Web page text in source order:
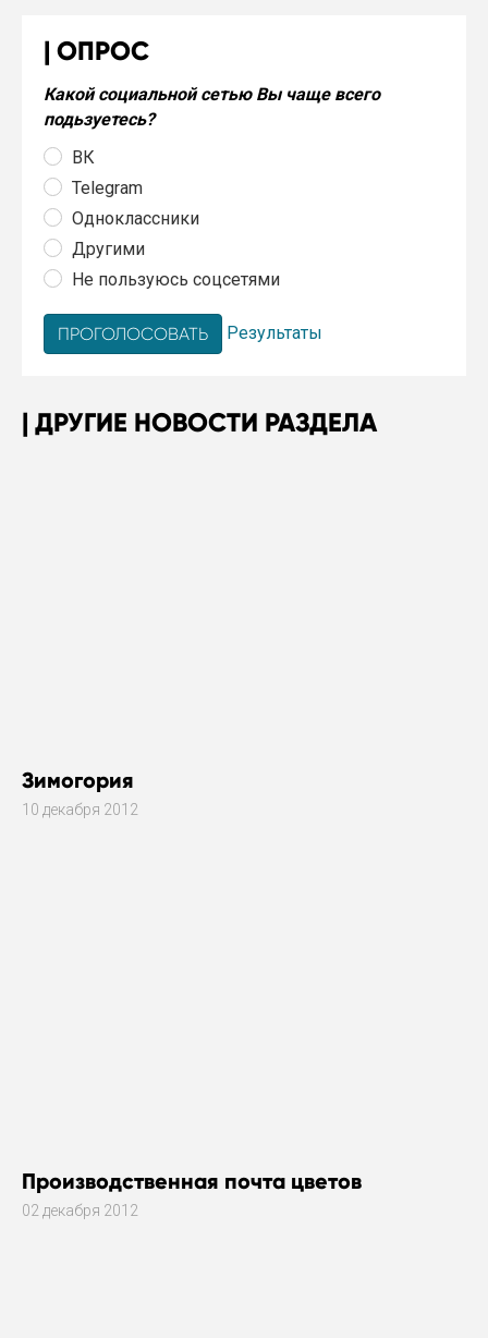
ОПРОС
Какой социальной сетью Вы чаще всего
подьзуетесь?
ВК
Telegram
Одноклассники
Другими
Не пользуюсь соцсетями
Результаты
ДРУГИЕ НОВОСТИ РАЗДЕЛА
Зимогория
10 декабря 2012
Производственная почта цветов
02 декабря 2012